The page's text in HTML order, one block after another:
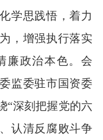
学思践悟，着力
，增强执行落实
廉政治本色。会
监委驻市国资委
“深刻把握党的六
认清反腐败斗争